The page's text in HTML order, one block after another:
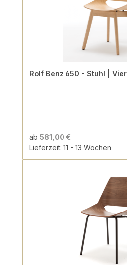
Rolf Benz 650 - Stuhl |
ab 581,00 €
Lieferzeit: 11 - 13 Wochen